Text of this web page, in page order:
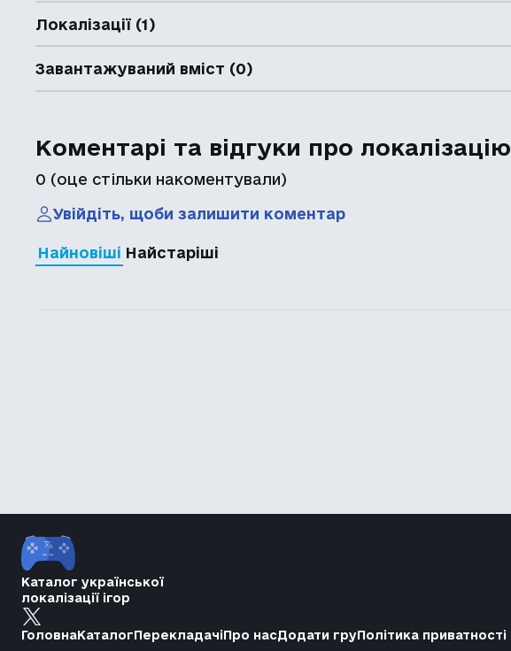
Локалізації (1)
Завантажуваний вміст (0)
Коментарі та відгуки про локалізацію
0 (оце стільки накоментували)
Увійдіть, щоби залишити коментар
Найновіші Найстаріші
Каталог української
локалізації ігор
ГоловнаКаталогПерекладачіПро насДодати груПолітика приватності